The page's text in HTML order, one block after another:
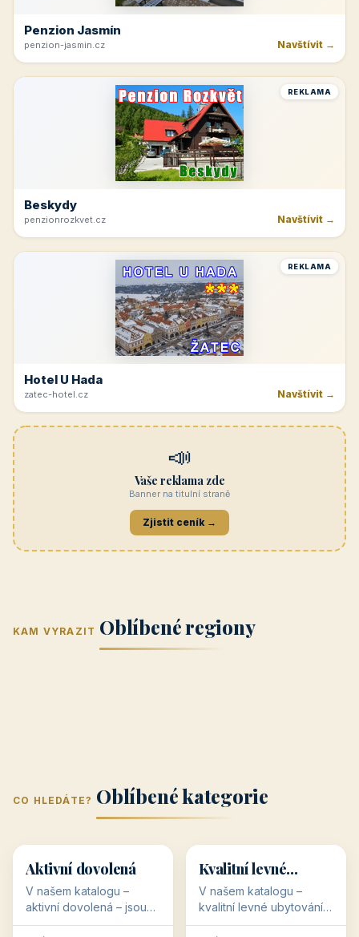
Penzion Jasmín
penzion-jasmin.cz Navštívit →
REKLAMA
Beskydy
penzionrozkvet.cz Navštívit →
REKLAMA
Hotel U Hada
zatec-hotel.cz Navštívit →
📣
Vaše reklama zde
Banner na titulní straně
Zjistit ceník →
KAM VYRAZIT Oblíbené regiony
(Jihomoravský
kraj)
kraj)
Zlínský kraj Žilinský
Karlovarský
Střední Čechy
(Středočeský
CO HLEDÁTE? Oblíbené kategorie
🥾 36 objektů
Aktivní dovolená
V našem katalogu –
aktivní dovolená – jsou
pro Vás připraveny
💰
💰
34 objektů
Kvalitní levné
ubytování
V našem katalogu –
kvalitní levné ubytování –
jsou pro Vás připraveny